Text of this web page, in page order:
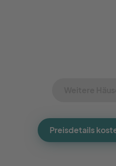
Preisdetails